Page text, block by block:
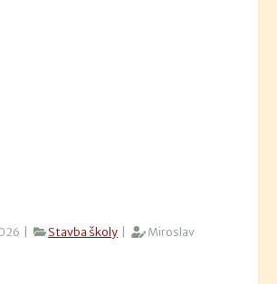
| Stavba školy |
Miroslav